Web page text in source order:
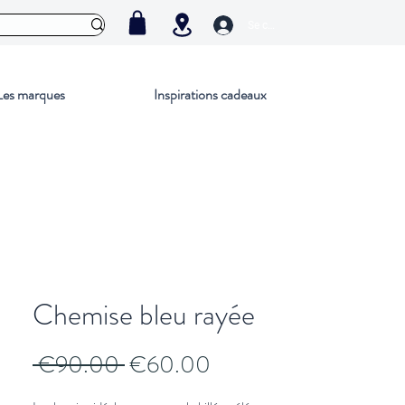
marques Inspirations cadeaux
Chemise bleu rayée
€90.00 Regular
€60.00